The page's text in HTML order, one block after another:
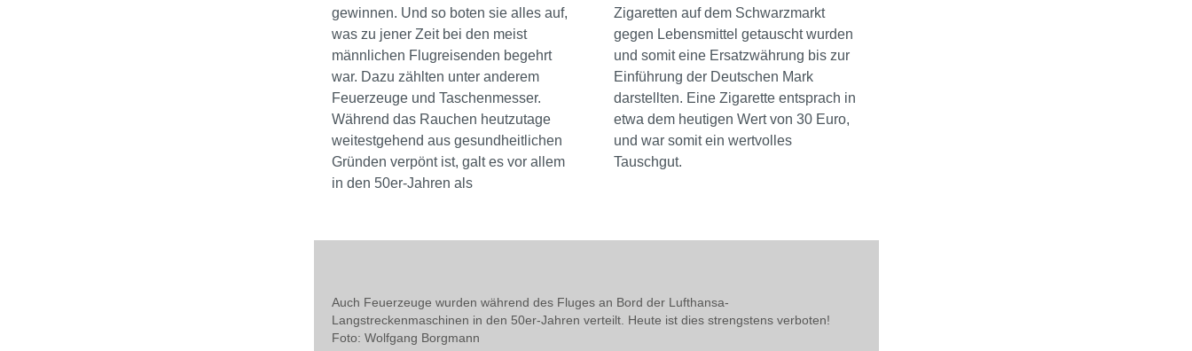
gewinnen. Und so boten sie alles auf,
was zu jener Zeit bei den meist
männlichen Flugreisenden begehrt
war. Dazu zählten unter anderem
Feuerzeuge und Taschenmesser.
Während das Rauchen heutzutage
weitestgehend aus gesundheitlichen
Gründen verpönt ist, galt es vor allem
in den 50er-Jahren als
Zigaretten auf dem Schwarzmarkt
gegen Lebensmittel getauscht wurden
und somit eine Ersatzwährung bis zur
Einführung der Deutschen Mark
darstellten. Eine Zigarette entsprach in
etwa dem heutigen Wert von 30 Euro,
und war somit ein wertvolles
Tauschgut.
Auch Feuerzeuge wurden während des Fluges an Bord der Lufthansa-
Langstreckenmaschinen in den 50er-Jahren verteilt. Heute ist dies strengstens verboten!
Foto: Wolfgang Borgmann